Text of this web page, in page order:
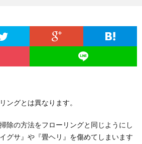
ングとは異なります。
除の方法をフローリングと同じようにし
グサ』や『畳ヘリ』を傷めてしまいます